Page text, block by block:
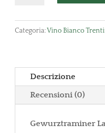
Categoria:Vino Bianco
Descrizione
Recensioni (0)
Gewurztraminer